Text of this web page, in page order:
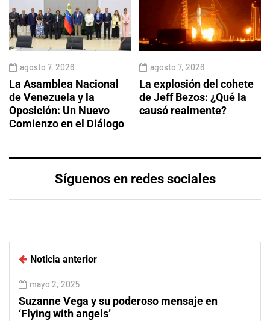
agosto 7, 2026
La Asamblea Nacional
de Venezuela y la
Oposición: Un Nuevo
Comienzo en el Diálogo
agosto 7, 2026
La explosión del cohete
de Jeff Bezos: ¿Qué la
causó realmente?
Síguenos en redes sociales
Noticia anterior
mayo 2, 2025
Suzanne Vega y su poderoso mensaje en
‘Flying with angels’